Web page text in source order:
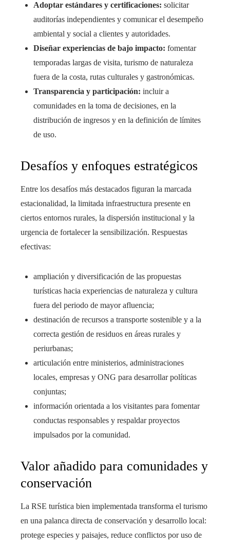
Adoptar estándares y certificaciones: solicitar
auditorías independientes y comunicar el desempeño
ambiental y social a clientes y autoridades.
Diseñar experiencias de bajo impacto: fomentar
temporadas largas de visita, turismo de naturaleza
fuera de la costa, rutas culturales y gastronómicas.
Transparencia y participación: incluir a
comunidades en la toma de decisiones, en la
distribución de ingresos y en la definición de límites
de uso.
Desafíos y enfoques estratégicos
Entre los desafíos más destacados figuran la marcada
estacionalidad, la limitada infraestructura presente en
ciertos entornos rurales, la dispersión institucional y la
urgencia de fortalecer la sensibilización. Respuestas
efectivas:
ampliación y diversificación de las propuestas
turísticas hacia experiencias de naturaleza y cultura
fuera del periodo de mayor afluencia;
destinación de recursos a transporte sostenible y a la
correcta gestión de residuos en áreas rurales y
periurbanas;
articulación entre ministerios, administraciones
locales, empresas y ONG para desarrollar políticas
conjuntas;
información orientada a los visitantes para fomentar
conductas responsables y respaldar proyectos
impulsados por la comunidad.
Valor añadido para comunidades y
conservación
La RSE turística bien implementada transforma el turismo
en una palanca directa de conservación y desarrollo local:
protege especies y paisajes, reduce conflictos por uso de